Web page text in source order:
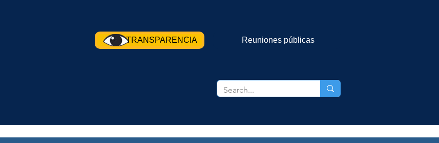
TRANSPARENCIA Reuniones públicas